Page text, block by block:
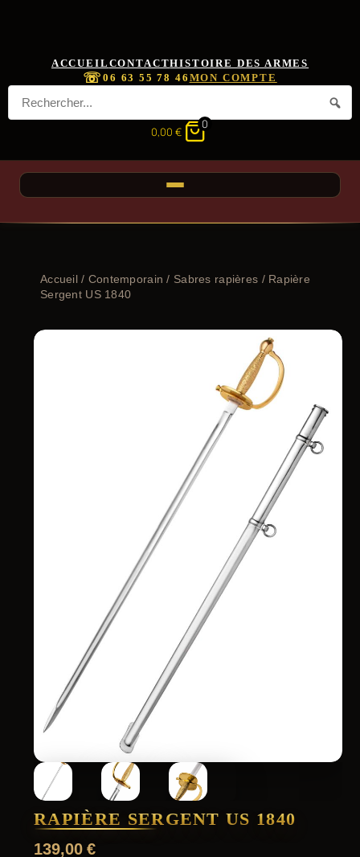
ACCUEIL CONTACTHISTOIRE DES ARMES
☏06 63 55 78 46 MON COMPTE
0,00 €
0
Accueil/ Contemporain / Sabres rapières / Rapière
Sergent US 1840
RAPIÈRE SERGENT US 1840
139,00€